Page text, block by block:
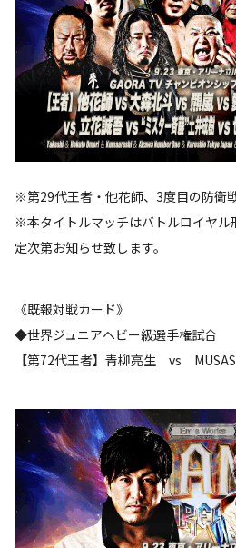
※第29代王者・他花師、3度目の防衛
※本タイトルマッチはバトルロイヤル
定次第お知らせ致します。
《既報対戦カード》
◆世界ジュニアヘビー級選手権試合
【第72代王者】青柳亮生 vs